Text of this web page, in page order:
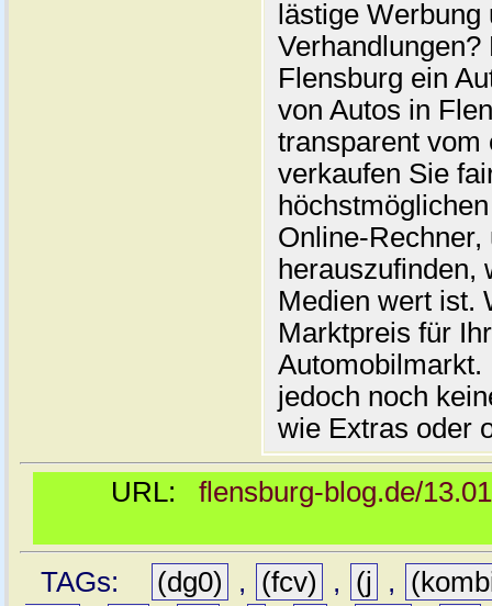
lästige
Flensburg ein
von Autos in
transparent vom
verkaufen Sie
Online-
herauszufinden,
Medien wert ist.
Marktpreis für
jedoch noch
wie Extras oder
URL: flensburg-blog.de/
TAGs: (dg0) , (fcv) , (j ,